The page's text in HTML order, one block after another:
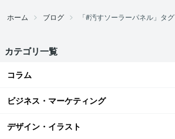
ホーム ブログ 「#汚すソーラーパネル」タグ
カテゴリ一覧
コラム
ビジネス・マーケティング
デザイン・イラスト